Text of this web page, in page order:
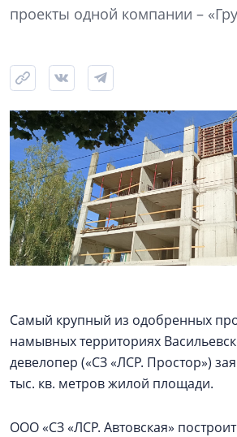
проекты одной компании –
Самый крупный из одобренных
намывных территориях
девелопер («СЗ «ЛСР. Простор»)
тыс. кв. метров жилой площади.
ООО «СЗ «ЛСР. Автовская»